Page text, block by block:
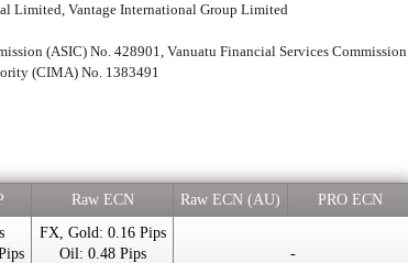
Limited, Vantage International Group Limited
(ASIC) No. 428901, Vanuatu Financial Services Commission
(CIMA) No. 1383491
Raw ECN Raw ECN (AU) PRO ECN
FX, Gold: 0.16 Pips
Oil: 0.48 Pips
-